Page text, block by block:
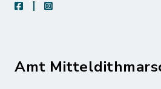
facebookinstagram
Amt